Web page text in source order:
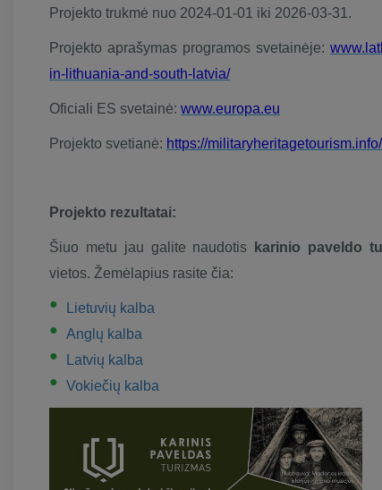
Projekto trukmė nuo 2024-01-01 iki 2026-03-31.
Projekto aprašymas programos svetainėje:
in-lithuania-and-south-latvia/
Oficiali ES svetainė: www.europa.eu
Projekto svetianė: https://
Projekto rezultatai:
Šiuo metu jau galite naudotis karinio paveldo
vietos. Žemėlapius rasite čia:
Lietuvių kalba
Anglų kalba
Latvių kalba
Vokiečių kalba